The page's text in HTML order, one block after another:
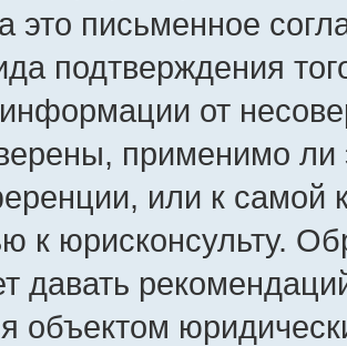
это письменное
подтверждения
от
применимо ли
или к самой
к юрисконсульту.
давать
объектом